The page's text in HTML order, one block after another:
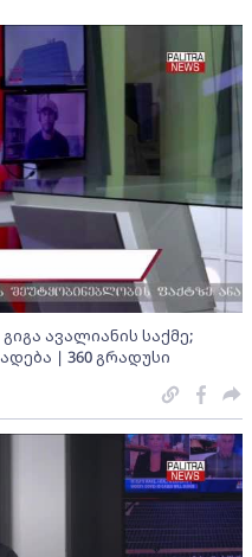
ავალიანის საქმე;
| 360 გრადუსი